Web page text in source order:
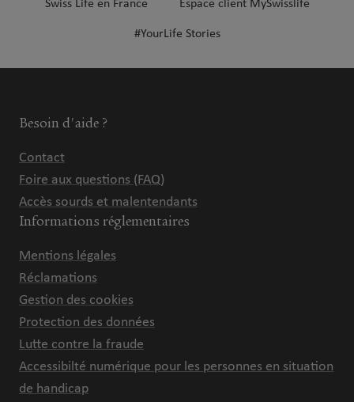
Swiss Life en France Espace client MySwisslife
#YourLife Stories
Besoin d'aide ?
Contact
Foire aux questions (FAQ)
Accès sourds et malentendants
Informations réglementaires
Mentions légales
Réclamations
Gestion des cookies
Protection des données
Lutte contre la fraude
Accessibilté numérique pour les personnes en situation
de handicap